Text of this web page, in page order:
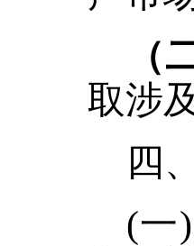
（
取涉
四
(一